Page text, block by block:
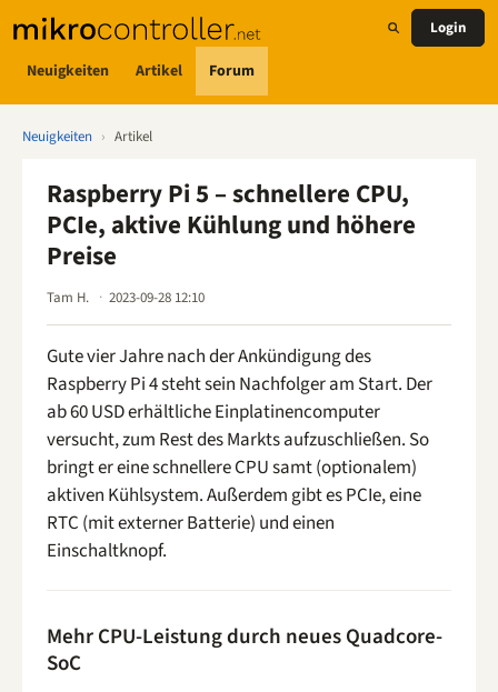
Neuigkeiten Artikel Forum
Login
Neuigkeiten › Artikel
Raspberry Pi 5 – schnellere CPU,
PCIe, aktive Kühlung und höhere
Preise
Tam H. 2023-09-28 12:10
Gute vier Jahre nach der Ankündigung des
Raspberry Pi 4 steht sein Nachfolger am Start. Der
ab 60 USD erhältliche Einplatinencomputer
versucht, zum Rest des Markts aufzuschließen. So
bringt er eine schnellere CPU samt (optionalem)
aktiven Kühlsystem. Außerdem gibt es PCIe, eine
RTC (mit externer Batterie) und einen
Einschaltknopf.
Mehr CPU-Leistung durch neues Quadcore-
SoC